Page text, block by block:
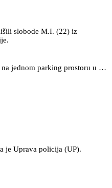
slobode M.I. (22) iz
na jednom parking prostoru u …
je Uprava policija (UP).